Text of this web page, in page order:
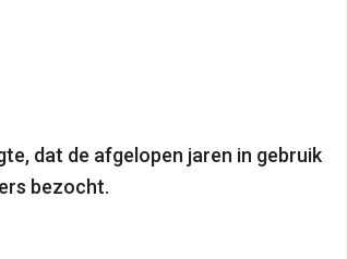
dat de afgelopen jaren in gebruik
bezocht.